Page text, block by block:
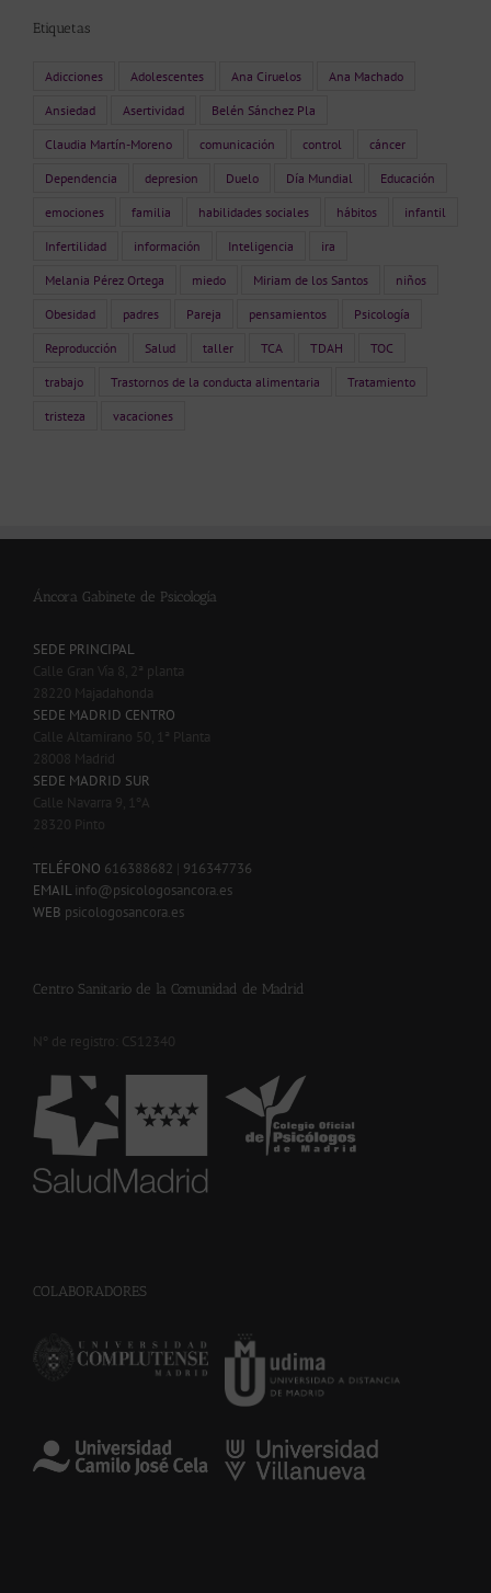
Etiquetas
Adicciones Adolescentes Ana Ciruelos Ana Machado
Ansiedad Asertividad Belén Sánchez Pla
Claudia Martín-Moreno comunicación control cáncer
Dependencia depresion Duelo Día Mundial Educación
emociones familia habilidades sociales hábitos infantil
Infertilidad información Inteligencia ira
Melania Pérez Ortega miedo Miriam de los Santos niños
Obesidad padres Pareja pensamientos Psicología
Reproducción Salud taller TCA TDAH TOC
trabajo Trastornos de la conducta alimentaria Tratamiento
tristeza vacaciones
Áncora Gabinete de Psicología
SEDE PRINCIPAL
Calle Gran Vía 8, 2ª planta
28220 Majadahonda
SEDE MADRID CENTRO
Calle Altamirano 50, 1ª Planta
28008 Madrid
SEDE MADRID SUR
Calle Navarra 9, 1ºA
28320 Pinto
TELÉFONO 616388682
916347736
EMAIL info@psicologosancora.es
WEB psicologosancora.es
Centro Sanitario de la Comunidad de Madrid
Nº de registro: CS12340
COLABORADORES